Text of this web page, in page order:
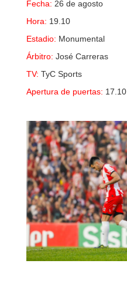
Fecha: 26 de agosto
Hora: 19.10
Estadio: Monumental
Árbitro: José Carreras
TV: TyC Sports
Apertura de puertas: 17.10